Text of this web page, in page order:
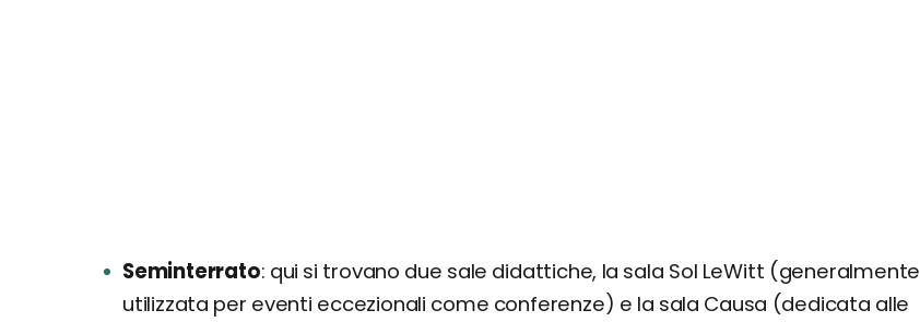
Seminterrato qui si trovano due sale didattiche, la sala Sol LeWitt (generalmente
utilizzata per eventi eccezionali come conferenze) e la sala Causa (dedicata alle